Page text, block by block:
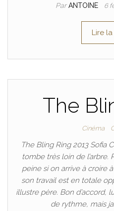
ParANTOINE 6
Lire
The
Cinéma
The Bling Ring 2013 Sofia
tombe très loin de l’arbre.
peine si on arrive à croire
son travail est en totale
illustre père. Bon d’accord,
de rythme, mais